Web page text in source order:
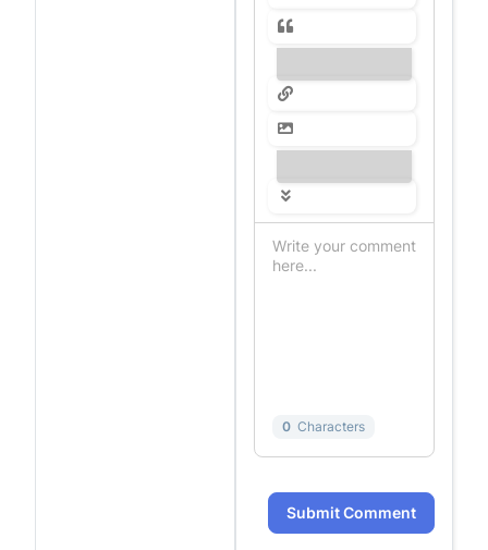
0 Characters
Submit Comment